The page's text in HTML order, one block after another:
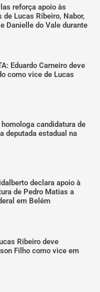
reforça apoio às
de Lucas Ribeiro, Nabor,
Danielle do Vale durante
Eduardo Carneiro deve
como vice de Lucas
candidatura de
deputada estadual na
declara apoio à
de Pedro Matias a
em Belém
Ribeiro deve
Filho como vice em